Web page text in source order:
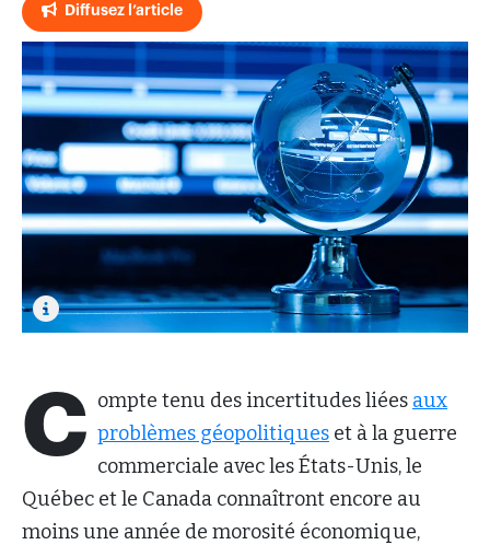
Diffusez l’article
C ompte tenu des incertitudes liées aux
problèmes géopolitiques et à la guerre
commerciale avec les États-Unis, le
Québec et le Canada connaîtront encore au
moins une année de morosité économique,